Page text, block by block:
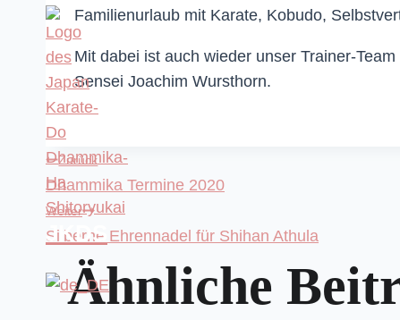
JKDS
Familienurlaub mit Karate, Kobudo,
Mit dabei ist auch wieder unser Trainer-
Sensei Joachim Wursthorn.
Zurück
Dhammika Termine 2020
Weiter
Silberne Ehrennadel für Shihan Athula
Ähnliche